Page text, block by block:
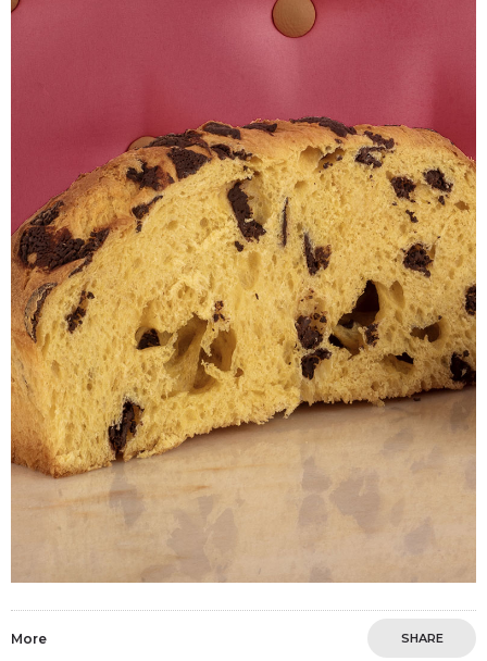
More SHARE